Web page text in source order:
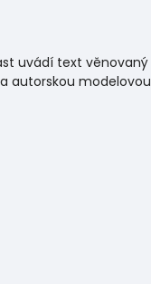
uvádí text věnovaný
autorskou modelovou